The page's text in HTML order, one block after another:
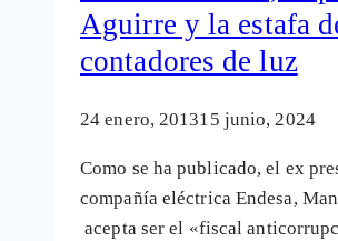
Aguirre y la estafa
contadores de luz
24 enero, 201315 junio, 2024
Como se ha publicado, el ex
compañía eléctrica Endesa,
acepta ser el «fiscal